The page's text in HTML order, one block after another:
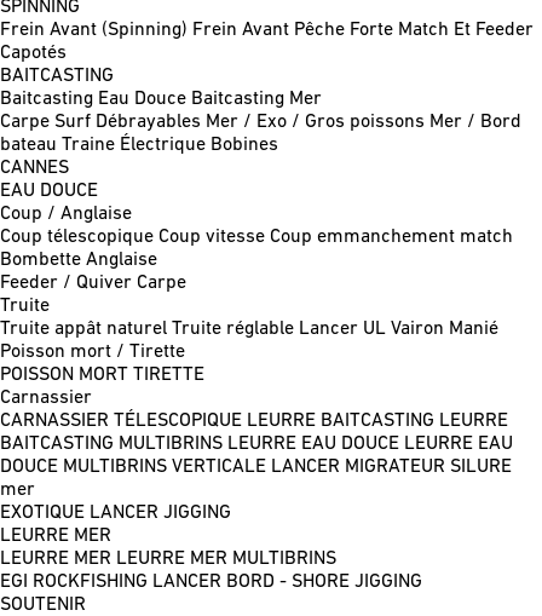
SPINNING
Frein Avant (Spinning) Frein Avant Pêche Forte Match Et Feeder
Capotés
BAITCASTING
Baitcasting Eau Douce Baitcasting Mer
Carpe Surf Débrayables Mer / Exo / Gros poissons Mer / Bord
bateau Traine Électrique Bobines
CANNES
EAU DOUCE
Coup / Anglaise
Coup télescopique Coup vitesse Coup emmanchement match
Bombette Anglaise
Feeder / Quiver Carpe
Truite
Truite appât naturel Truite réglable Lancer UL Vairon Manié
Poisson mort / Tirette
POISSON MORT TIRETTE
Carnassier
CARNASSIER TÉLESCOPIQUE LEURRE BAITCASTING LEURRE
BAITCASTING MULTIBRINS LEURRE EAU DOUCE LEURRE EAU
DOUCE MULTIBRINS VERTICALE LANCER MIGRATEUR SILURE
mer
EXOTIQUE LANCER JIGGING
LEURRE MER
LEURRE MER LEURRE MER MULTIBRINS
EGI
ROCKFISHING LANCER BORD - SHORE JIGGING
SOUTENIR